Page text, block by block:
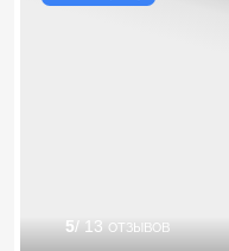
5/ 13 отзывов